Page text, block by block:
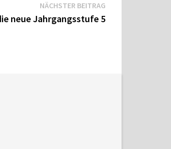
NÄCHSTER BEITRAG
Beitrag:
neue Jahrgangsstufe 5